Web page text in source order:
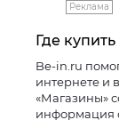
Реклама
Где
Be-in.ru
интернете и
«Магазины»
информация